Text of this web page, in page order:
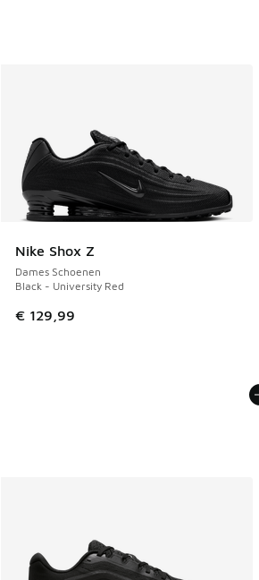
Nike Shox Z
Dames Schoenen
Black - University Red
€ 129,99